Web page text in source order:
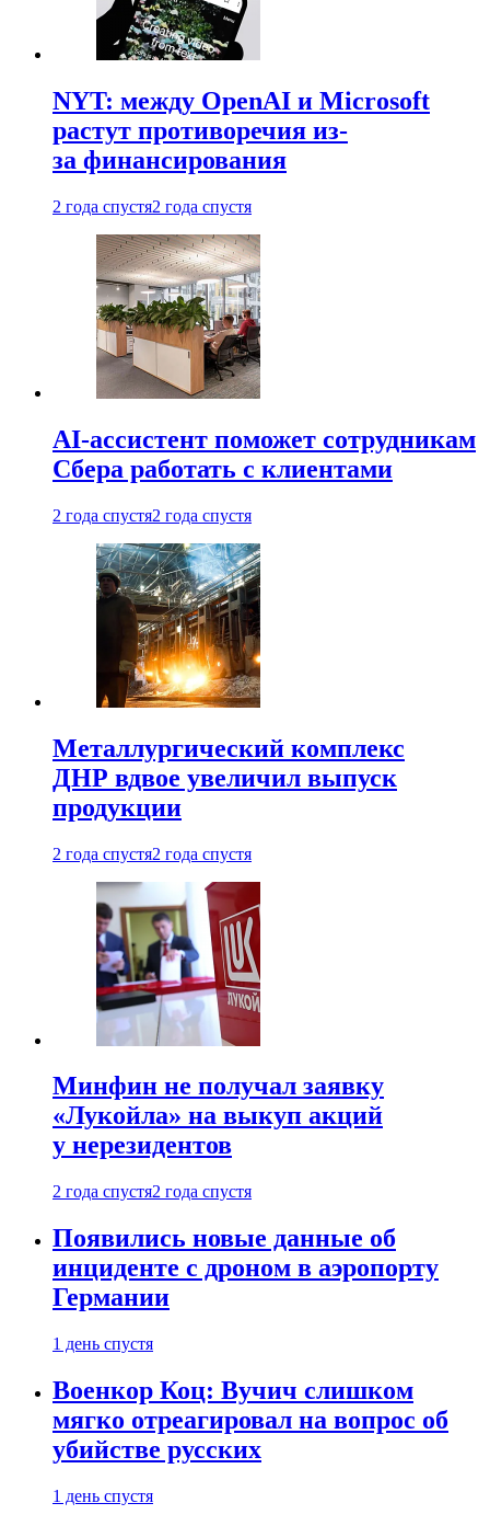
NYT: между OpenAI и Microsoft
растут противоречия из-
за финансирования
2 года спустя2 года спустя
AI-ассистент поможет сотрудникам
Сбера работать с клиентами
2 года спустя2 года спустя
Металлургический комплекс
ДНР вдвое увеличил выпуск
продукции
2 года спустя2 года спустя
Минфин не получал заявку
«Лукойла» на выкуп акций
у нерезидентов
2 года спустя2 года спустя
Появились новые данные об
инциденте с дроном в аэропорту
Германии
1 день спустя
Военкор Коц: Вучич слишком
мягко отреагировал на вопрос об
убийстве русских
1 день спустя